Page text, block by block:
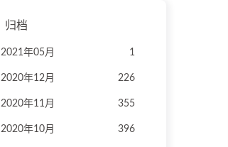
归档
2021年05月 1
2020年12月 226
2020年11月 355
2020年10月 396